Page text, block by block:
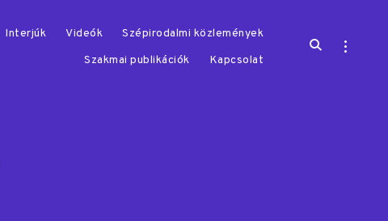
Interjúk Videók
Szépirodalmi közlemények
Szakmai publikációk
Kapcsolat
open
open